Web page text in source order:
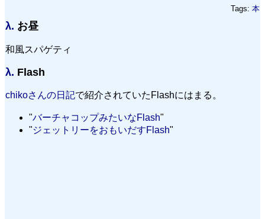
Tags: 本
λ. お昼
和風スパゲティ
λ. Flash
chikoさんの日記で紹介されていたFlashにはまる。
バーチャコップみたいなFlash
ジェットリーをおもいだすFlash